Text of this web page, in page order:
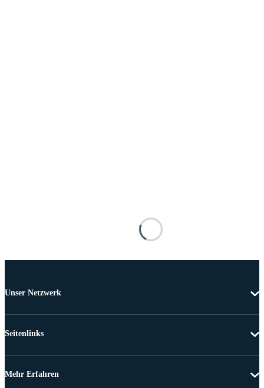
Unser Netzwerk
Seitenlinks
Mehr Erfahren